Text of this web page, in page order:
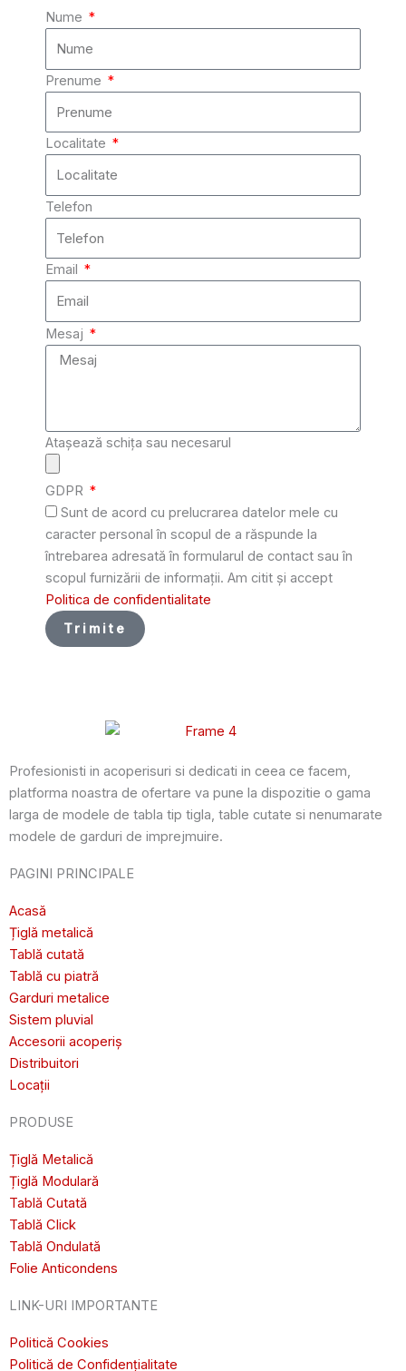
Nume
Prenume
Localitate
Telefon
Email
Mesaj
Atașează schița sau necesarul
GDPR
Sunt de acord cu prelucrarea datelor mele cu
caracter personal în scopul de a răspunde la
întrebarea adresată în formularul de contact sau în
scopul furnizării de informații. Am citit și accept
Politica de confidentialitate
Trimite
Profesionisti in acoperisuri si dedicati in ceea ce facem,
platforma noastra de ofertare va pune la dispozitie o gama
larga de modele de tabla tip tigla, table cutate si nenumarate
modele de garduri de imprejmuire.
PAGINI PRINCIPALE
Acasă
Țiglă metalică
Tablă cutată
Tablă cu piatră
Garduri metalice
Sistem pluvial
Accesorii acoperiș
Distribuitori
Locații
PRODUSE
Țiglă Metalică
Țiglă Modulară
Tablă Cutată
Tablă Click
Tablă Ondulată
Folie Anticondens
LINK-URI IMPORTANTE
Politică Cookies
Politică de Confidențialitate